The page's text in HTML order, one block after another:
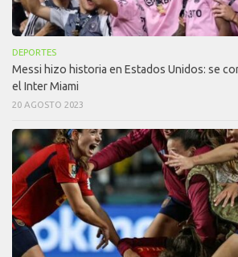
DEPORTES
Messi hizo historia en Estados Unidos: se
el Inter Miami
20 AGOSTO 2023